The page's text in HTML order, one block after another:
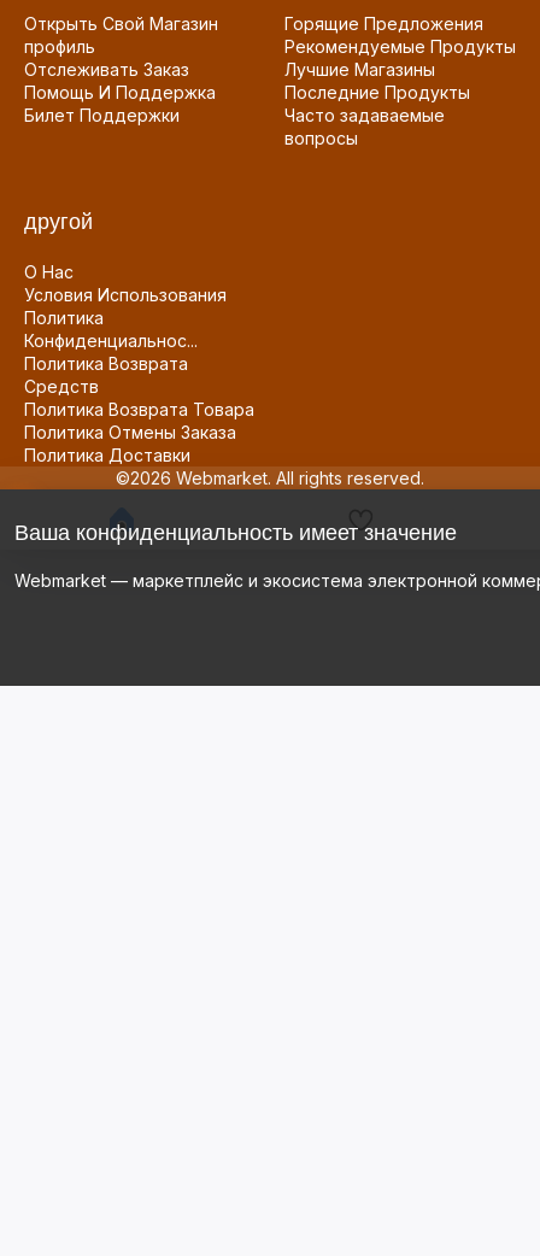
Открыть Свой Магазин
профиль
Отслеживать Заказ
Помощь И Поддержка
Билет Поддержки
Горящие Предложения
Рекомендуемые Продукты
Лучшие Магазины
Последние Продукты
Часто задаваемые
вопросы
другой
О Нас
Условия Использования
Политика
Конфиденциальнос...
Политика Возврата
Средств
Политика Возврата Товара
Политика Отмены Заказа
Политика Доставки
©2026 Webmarket. All rights reserved.
Ваша конфиденциальность имеет значение
Webmarket — маркетплейс и экосистема электронной